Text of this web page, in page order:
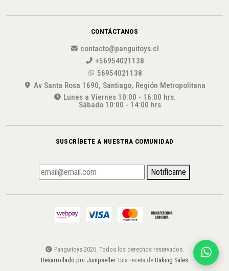
CONTÁCTANOS
contacto@panguitoys.cl
+56954021138
56954021138
Av Santa Rosa 1690, Santiago, Región Metropolitana
Lunes a Viernes 10:00 - 16:00 hrs.
Sábado 10:00 - 14:00 hrs
SUSCRÍBETE A NUESTRA COMUNIDAD
Notifícame
Panguitoys 2026. Todos los derechos reservados.
Desarrollado por Jumpseller. Una receta de Baking Sales